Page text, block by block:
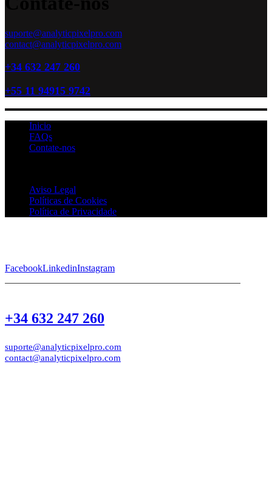
suporte@analyticpixelpro.com
contact@analyticpixelpro.com
+34 632 247 260
+55 11 94915 9742
Inicio
FAQs
Contate-nos
Aviso Legal
Políticas de Cookies
Política de Privacidade
FacebookLinkedinInstagram
+34 632 247 260
suporte@analyticpixelpro.com
contact@analyticpixelpro.com